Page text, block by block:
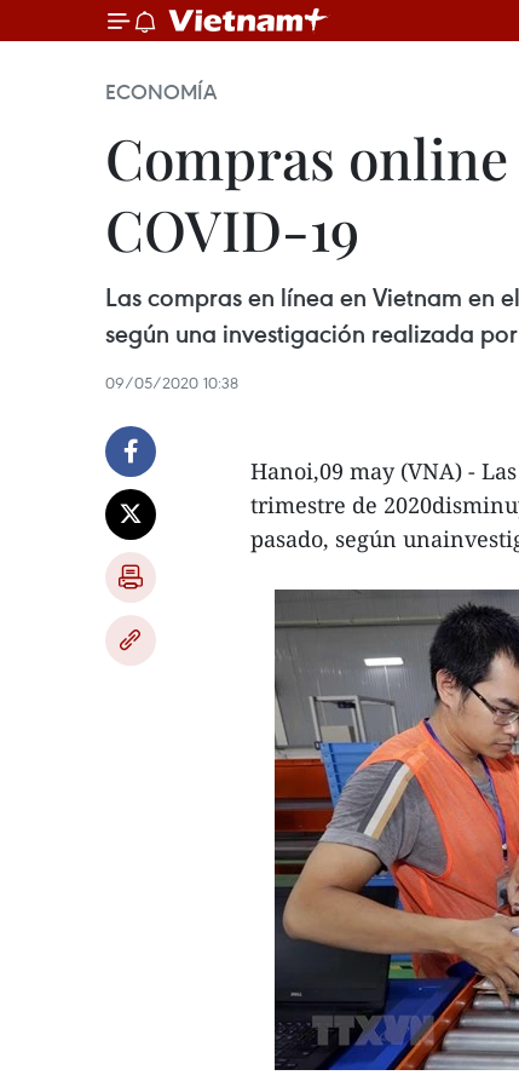
ECONOMÍA
Compras online
COVID-19
Las compras en línea en Vietnam en
según una investigación realizada
09/05/2020 10:38
Hanoi,09 may (VNA) -
trimestre de
pasado, según